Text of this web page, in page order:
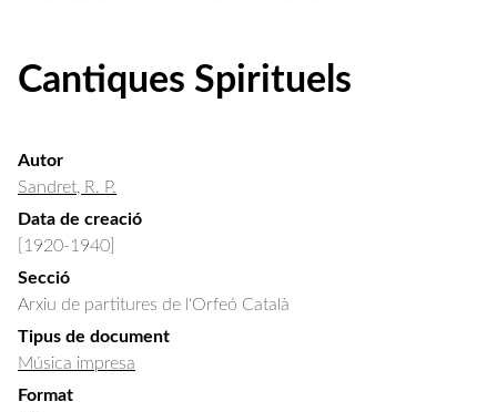
Cantiques Spirituels
Autor
Sandret, R. P.
Data de creació
[1920-1940]
Secció
Arxiu de partitures de l'Orfeó Català
Tipus de document
Música impresa
Format